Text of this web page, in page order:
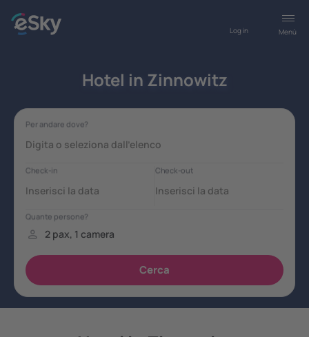
Menù
Log in
Hotel in Zinnowitz